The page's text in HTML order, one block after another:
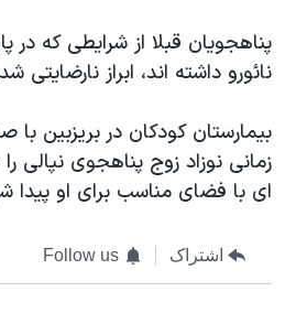
پناهجویان قبلا از شرایطی که در
نائورو داشته اند، ابراز نارضایتی
بیمارستان کودکان در بریزبین با
زمانی نوزاد زوج پناهجوی
ای با فضای مناسب برای او پیدا
اشتراک Follow us